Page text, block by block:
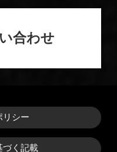
合わせ
リシー
づく記載